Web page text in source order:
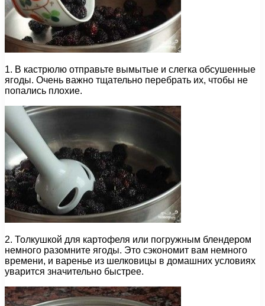
1. В кастрюлю отправьте вымытые и слегка обсушенные
ягоды. Очень важно тщательно перебрать их, чтобы не
попались плохие.
2. Толкушкой для картофеля или погружным блендером
немного разомните ягоды. Это сэкономит вам немного
времени, и варенье из шелковицы в домашних условиях
уварится значительно быстрее.